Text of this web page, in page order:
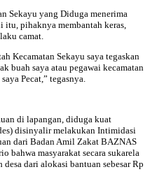
Sekayu yang Diduga menerima
itu, pihaknya membantah keras,
camat.
Kecamatan Sekayu saya tegaskan
buah saya atau pegawai kecamatan
Pecat,” tegasnya.
di lapangan, diduga kuat
disinyalir melakukan Intimidasi
dari Badan Amil Zakat BAZNAS
bahwa masyarakat secara sukarela
dari alokasi bantuan sebesar Rp